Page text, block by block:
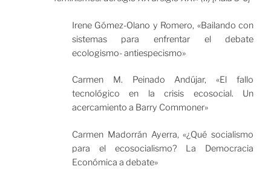
Irene Gómez-Olano y Romero, «Bailando con
sistemas para enfrentar el debate
ecologismo- antiespecismo»
Carmen M. Peinado Andújar, «El fallo
tecnológico en la crisis ecosocial. Un
acercamiento a Barry Commoner»
Carmen Madorrán Ayerra, «¿Qué socialismo
para el ecosocialismo? La Democracia
Económica a debate»